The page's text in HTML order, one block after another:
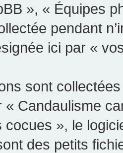
», « Équipes
pendant
ici par «
sont
« Candaulisme
cocues », le
des petits